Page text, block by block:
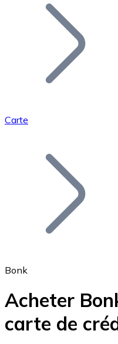
Ajoutez le token
Bitcoin
Ethereum
Carte
Bonk
Acheter
carte de